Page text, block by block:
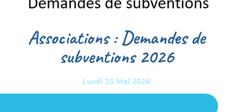
Associations : Demandes de
subventions 2026
Lundi 25 Mai 2026